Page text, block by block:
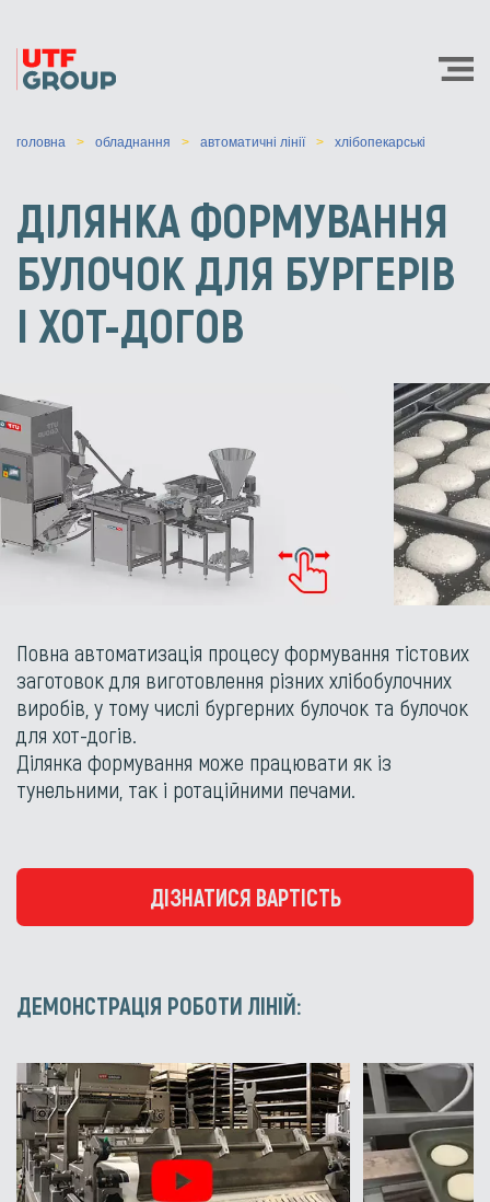
головна обладнання автоматичні лінії хлібопекарські
ДІЛЯНКА ФОРМУВАННЯ
БУЛОЧОК ДЛЯ БУРГЕРІВ
І ХОТ-ДОГОВ
Повна автоматизація процесу формування тістових
заготовок для виготовлення різних хлібобулочних
виробів, у тому числі бургерних булочок та булочок
для хот-догів.
Ділянка формування може працювати як із
тунельними, так і ротаційними печами.
ДІЗНАТИСЯ ВАРТІСТЬ
ДЕМОНСТРАЦІЯ РОБОТИ ЛІНІЙ: